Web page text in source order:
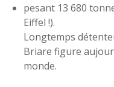
pesant 13 680
Eiffel !).
Longtemps
Briare figure
monde.